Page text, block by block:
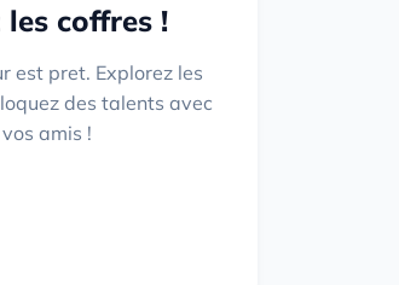
les coffres !
est pret. Explorez les
des talents avec
vos amis !